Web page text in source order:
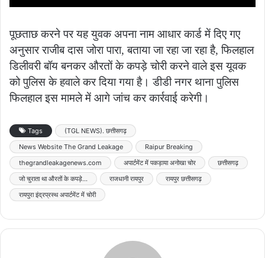
पूछताछ करने पर यह युवक अपना नाम आधार कार्ड में दिए गए
अनुसार राजीब दास जोरा पारा, बताया जा रहा जा रहा है, फिलहाल
डिलीवरी बॉय बनकर औरतों के कपड़े चोरी करने वाले इस यूवक
को पुलिस के हवाले कर दिया गया है। डीडी नगर थाना पुलिस
फिलहाल इस मामले में आगे जांच कर कार्रवाई करेगी।
Tags
(TGL NEWS). छत्तीसगढ़
News Website The Grand Leakage
Raipur Breaking
thegrandleakagenews.com
अपार्टमेंट में पकड़ाया अनोखा चोर
छत्तीसगढ़
जो चुराता था औरतों के कपड़े...
राजधानी रायपुर
रायपुर छत्तीसगढ़
रायपुरा इंद्रप्रस्थ अपार्टमेंट में चोरी